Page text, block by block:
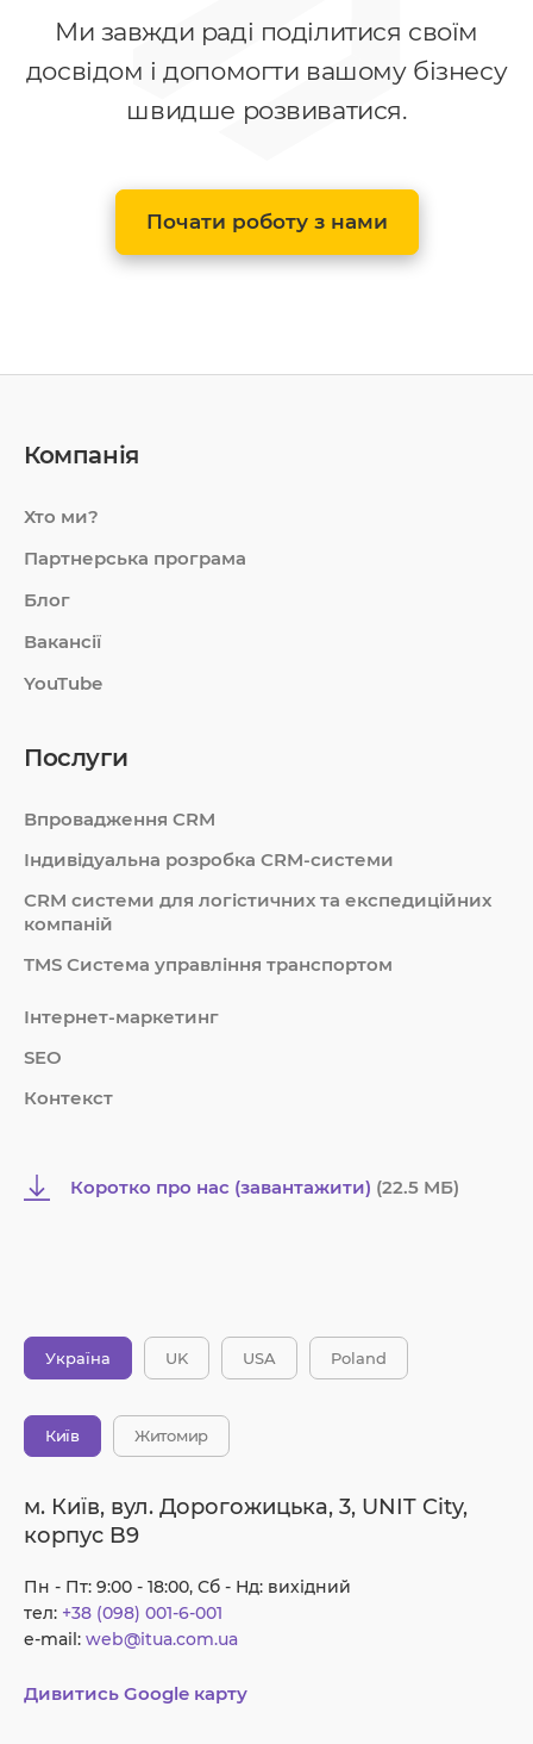
Ми завжди раді поділитися своїм
досвідом і допомогти вашому бізнесу
швидше розвиватися.
Почати роботу з нами
Компанія
Хто ми?
Партнерська програма
Блог
Вакансії
YouTube
Послуги
Впровадження CRM
Індивідуальна розробка CRM-системи
СRM системи для логістичних та експедиційних
компаній
TMS Система управління транспортом
Інтернет-маркетинг
SEO
Контекст
Коротко про нас (завантажити) (22.5 MБ)
Україна UK USA Poland
Київ Житомир
м. Київ, вул. Дорогожицька, 3, UNIT City,
корпус B9
Пн - Пт: 9:00 - 18:00, Сб - Нд: вихідний
тел: +38 (098) 001-6-001
e-mail: web@itua.com.ua
Дивитись Google карту